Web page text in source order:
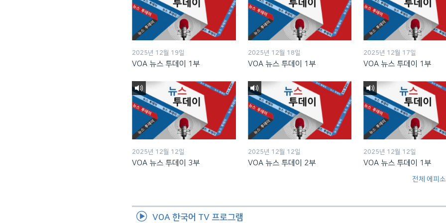
2025년 12월 19일
VOA 뉴스 투데이 1부
2025년 12월 18일
VOA 뉴스 투데이 1부
2025년 12월 17일
VOA 뉴스 투데이 1부
2025년 12월 12일
VOA 뉴스 투데이 3부
2025년 12월 12일
VOA 뉴스 투데이 2부
2025년 12월 12일
VOA 뉴스 투데이 1부
전체 에피
VOA 한국어 TV 프로그램